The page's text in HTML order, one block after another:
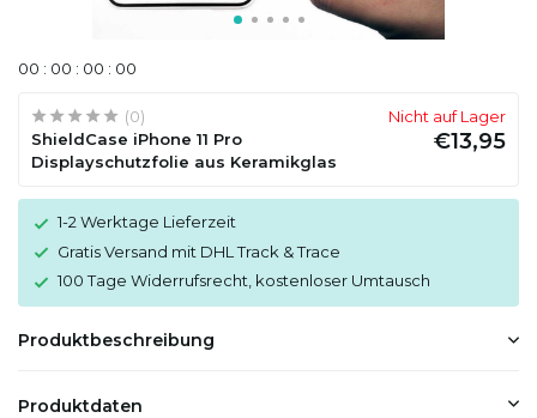
00 : 00 : 00 : 00
(0)
ShieldCase iPhone 11 Pro
Displayschutzfolie aus Keramikglas
Nicht auf Lager
€13,95
1-2 Werktage Lieferzeit
Gratis Versand mit DHL Track & Trace
100 Tage Widerrufsrecht, kostenloser Umtausch
Produktbeschreibung
Produktdaten